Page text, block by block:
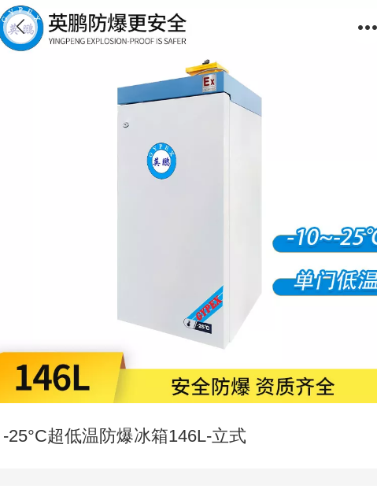
-25°C超低温防爆冰箱146L-立式